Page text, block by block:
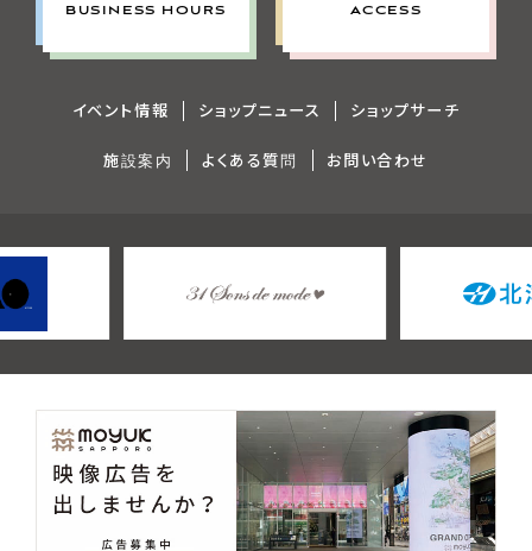
BUSINESS HOURS ACCESS
イベント情報 ショップニュース ショップサーチ
施設案内 よくある質問 お問い合わせ